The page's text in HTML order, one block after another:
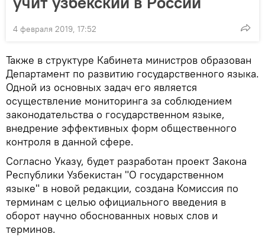
4 февраля 2019, 17:52
Также в структуре Кабинета министров образован
Департамент по развитию государственного языка.
Одной из основных задач его является
осуществление мониторинга за соблюдением
законодательства о государственном языке,
внедрение эффективных форм общественного
контроля в данной сфере.
Согласно Указу, будет разработан проект Закона
Республики Узбекистан "О государственном
языке" в новой редакции, создана Комиссия по
терминам с целью официального введения в
оборот научно обоснованных новых слов и
терминов.